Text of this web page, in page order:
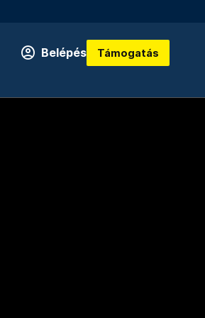
Belépés Támogatás